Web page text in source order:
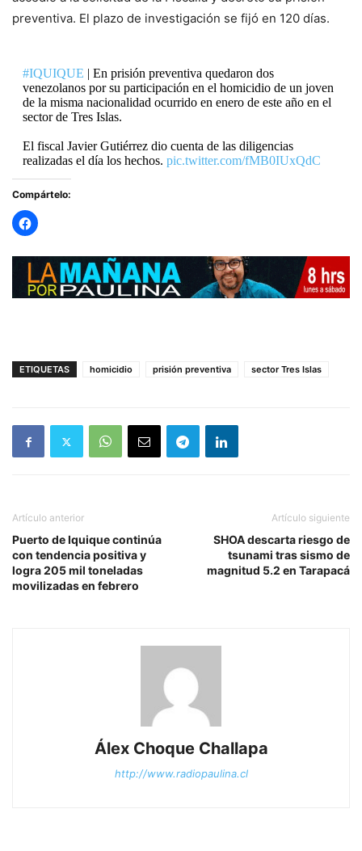
preventiva. El plazo de investigación se fijó en 120 días.
#IQUIQUE | En prisión preventiva quedaron dos
venezolanos por su participación en el homicidio de un joven
de la misma nacionalidad ocurrido en enero de este año en el
sector de Tres Islas.
El fiscal Javier Gutiérrez dio cuenta de las diligencias
realizadas el día los hechos. pic.twitter.com/fMB0IUxQdC
— RADIO PAULINA (@radiopaulina)
Compártelo:
ETIQUETAS homicidio prisión preventiva sector Tres Islas
Artículo anterior
Puerto de Iquique continúa
con tendencia positiva y
logra 205 mil toneladas
movilizadas en febrero
Artículo siguiente
SHOA descarta riesgo de
tsunami tras sismo de
magnitud 5.2 en Tarapacá
Álex Choque Challapa
http://www.radiopaulina.cl